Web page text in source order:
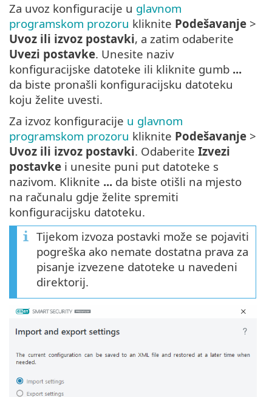
Za uvoz konfiguracije u glavnom
programskom prozoru kliknite Podešavanje >
Uvoz ili izvoz postavki, a zatim odaberite
Uvezi postavke. Unesite naziv
konfiguracijske datoteke ili kliknite gumb ...
da biste pronašli konfiguracijsku datoteku
koju želite uvesti.
Za izvoz konfiguracije u glavnom
programskom prozoru kliknite Podešavanje >
Uvoz ili izvoz postavki. Odaberite Izvezi
postavke i unesite puni put datoteke s
nazivom. Kliknite ... da biste otišli na mjesto
na računalu gdje želite spremiti
konfiguracijsku datoteku.
Tijekom izvoza postavki može se pojaviti
pogreška ako nemate dostatna prava za
pisanje izvezene datoteke u navedeni
direktorij.